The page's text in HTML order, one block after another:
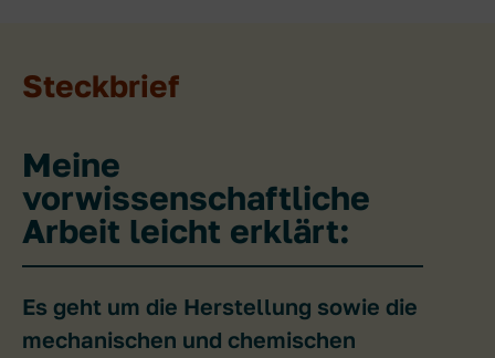
Steckbrief
Meine
vorwissenschaftliche
Arbeit leicht erklärt:
Es geht um die Herstellung sowie die
mechanischen und chemischen